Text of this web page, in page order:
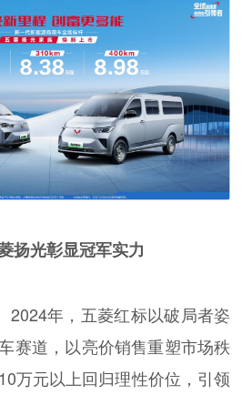
扬光彰显冠军实力
2024年，五菱红标以破局者姿
赛道，以亮价销售重塑市场秩
万元以上回归理性价位，引领